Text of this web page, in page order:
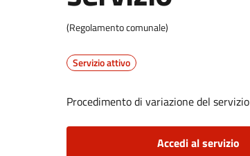
(Regolamento comunale)
Servizio attivo
Procedimento di variazione del servizio
Accedi al servizio